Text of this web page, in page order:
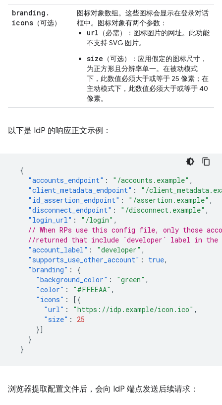
branding .
icons （可选）
图标对象数组。这些图标会显示在登录对话
框中。图标对象有两个参数：
url （必需）：图标图片的网址。此功能
不支持 SVG 图片。
size （可选）：应用假定的图标尺寸，
为正方形且分辨率单一。在被动模式
下，此数值必须大于或等于 25 像素；在
主动模式下，此数值必须大于或等于 40
像素。
以下是 IdP 的响应正文示例：
{
"accounts_endpoint" : "/accounts.example" ,
"client_metadata_endpoint" :
"/
"id_assertion_endpoint" : "/assertion.example" ,
"disconnect_endpoint" : "/disconnect.example" ,
"login_url" : "/login" ,
// When RPs use this config file, only those
//returned that include `developer` label in the
"account_label" : "developer" ,
"supports_use_other_account" : true,
"branding" :
{
"background_color" : "green" ,
"color" : "#FFEEAA" ,
"icons" :
[{
"url" : "https://idp.example/icon.ico" ,
"size" :
25
}]
}
}
浏览器提取配置文件后，会向 IdP 端点发送后续请求：